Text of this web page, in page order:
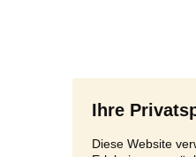
Ihre
Diese Website